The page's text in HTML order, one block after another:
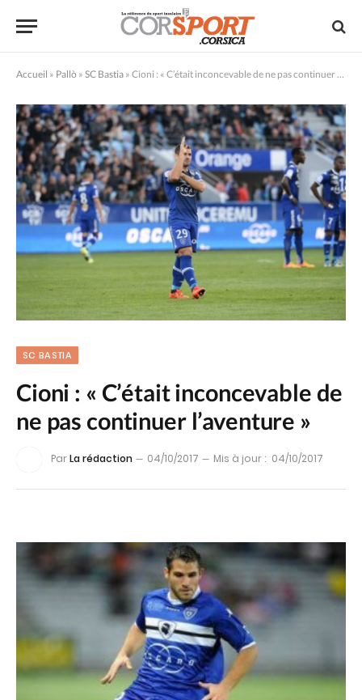
Accueil » Pallò » SC Bastia » Cioni : « C’était inconcevable de ne pas continuer l’aventure »
SC BASTIA
Cioni : « C’était inconcevable de
ne pas continuer l’aventure »
ParLa rédaction 04/10/2017 Mis à jour : 04/10/2017